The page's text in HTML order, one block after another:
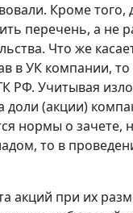
Кроме
перечень, а не
Что же
УК компании, то
РФ. Учитывая
доли (акции)
о зачете,
то в
акций при их